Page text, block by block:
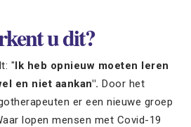
u dit?
"Ik heb opnieuw moeten leren
en niet aankan". Door het
er een nieuwe groep
lopen mensen met Covid-19